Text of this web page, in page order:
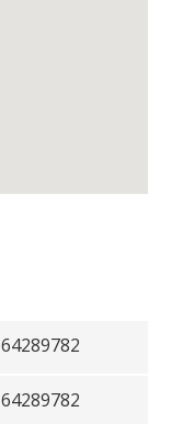
64289782
64289782